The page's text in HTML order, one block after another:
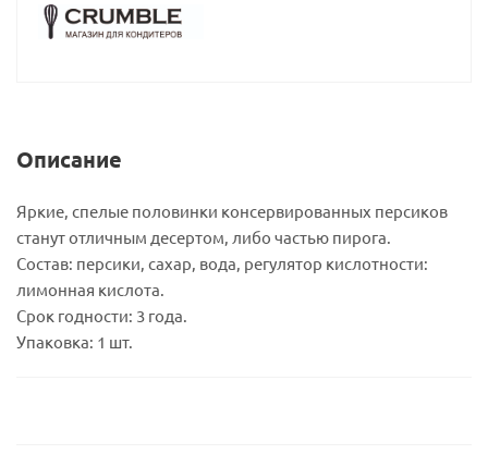
Описание
Яркие, спелые половинки консервированных персиков
станут отличным десертом, либо частью пирога.
Состав: персики, сахар, вода, регулятор кислотности:
лимонная кислота.
Срок годности: 3 года.
Упаковка: 1 шт.